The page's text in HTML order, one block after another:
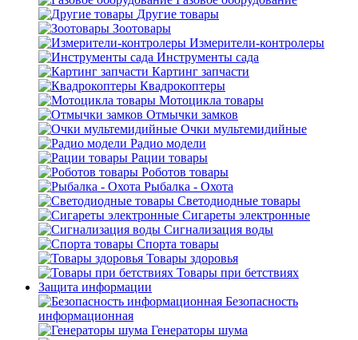
Другие товары
Зоотовары
Измерители-контролеры
Инструменты сада
Картинг запчасти
Квадрокоптеры
Мотоцикла товары
Отмычки замков
Очки мультемидийные
Радио модели
Рации товары
Роботов товары
Рыбалка - Охота
Светодиодные товары
Сигареты электронные
Сигнализация воды
Спорта товары
Товары здоровья
Товары при бетствиях
Защита информации
Безопасность
информационная
Генераторы шума